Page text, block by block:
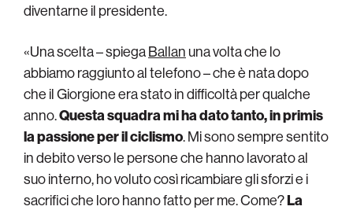
diventarne il presidente.
«Una scelta – spiegaBallan una volta che lo
abbiamo raggiunto al telefono – che è nata dopo
che il Giorgione era stato in difficoltà per qualche
anno.Questa squadra mi ha dato tanto, in primis
la passione per il ciclismo. Mi sono sempre sentito
in debito verso le persone che hanno lavorato al
suo interno, ho voluto così ricambiare gli sforzi e i
sacrifici che loro hanno fatto per me. Come?La